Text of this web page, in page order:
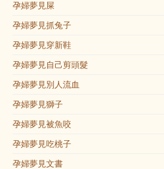
孕婦夢見屎
孕婦夢見抓兔子
孕婦夢見穿新鞋
孕婦夢見自己剪頭髮
孕婦夢見別人流血
孕婦夢見獅子
孕婦夢見被魚咬
孕婦夢見吃桃子
孕婦夢見文書